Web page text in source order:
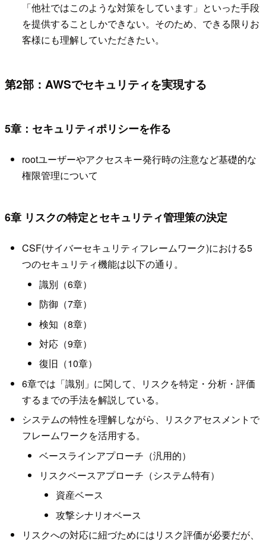
「他社ではこのような対策をしています」といった手段
を提供することしかできない。そのため、できる限りお
客様にも理解していただきたい。
第2部：AWSでセキュリティを実現する
5章：セキュリティポリシーを作る
rootユーザーやアクセスキー発行時の注意など基礎的な
権限管理について
6章 リスクの特定とセキュリティ管理策の決定
CSF(サイバーセキュリティフレームワーク)における5
つのセキュリティ機能は以下の通り。
識別（6章）
防御（7章）
検知（8章）
対応（9章）
復旧（10章）
6章では「識別」に関して、リスクを特定・分析・評価
するまでの手法を解説している。
システムの特性を理解しながら、リスクアセスメントで
フレームワークを活用する。
ベースラインアプローチ（汎用的）
リスクベースアプローチ（システム特有）
資産ベース
攻撃シナリオベース
リスクへの対応に紐づためにはリスク評価が必要だが、